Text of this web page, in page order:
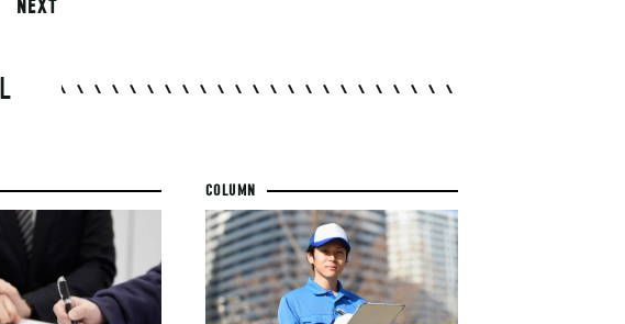
NEXT
COLUMN